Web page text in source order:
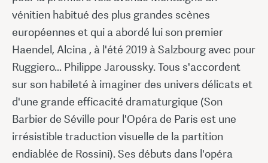
vénitien habitué des plus grandes scènes
européennes et qui a abordé lui son premier
Haendel, Alcina , à l'été 2019 à Salzbourg avec pour
Ruggiero... Philippe Jaroussky. Tous s'accordent
sur son habileté à imaginer des univers délicats et
d'une grande efficacité dramaturgique (Son
Barbier de Séville pour l'Opéra de Paris est une
irrésistible traduction visuelle de la partition
endiablée de Rossini). Ses débuts dans l'opéra